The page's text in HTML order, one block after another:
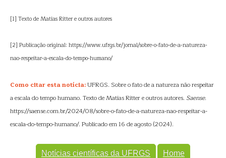
[1] Texto de Matias Ritter e outros autores
[2] Publicação original: https://www.ufrgs.br/jornal/sobre-o-fato-de-a-natureza-
nao-respeitar-a-escala-do-tempo-humano/
Como citar esta notícia:UFRGS. Sobre o fato de a natureza não respeitar
a escala do tempo humano. Texto de Matias Ritter e outros autores. Saense.
https://saense.com.br/2024/08/sobre-o-fato-de-a-natureza-nao-respeitar-a-
escala-do-tempo-humano/. Publicado em 16 de agosto (2024).
Notícias científicas da UFRGS Home